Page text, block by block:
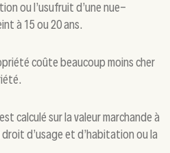
ou l’usufruit d’une nue-
à 15 ou 20 ans.
coûte beaucoup moins cher
calculé sur la valeur marchande à
d’usage et d’habitation ou la